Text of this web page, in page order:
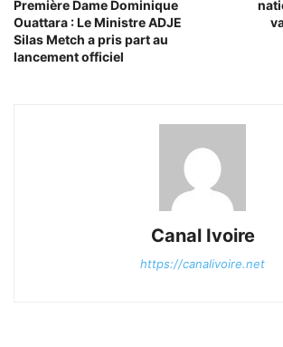
Première Dame Dominique
Ouattara : Le Ministre ADJE
Silas Metch a pris part au
lancement officiel
Canal Ivoire
https://canalivoire.net